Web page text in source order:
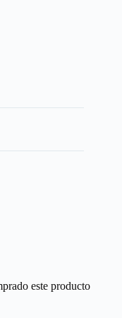
este producto